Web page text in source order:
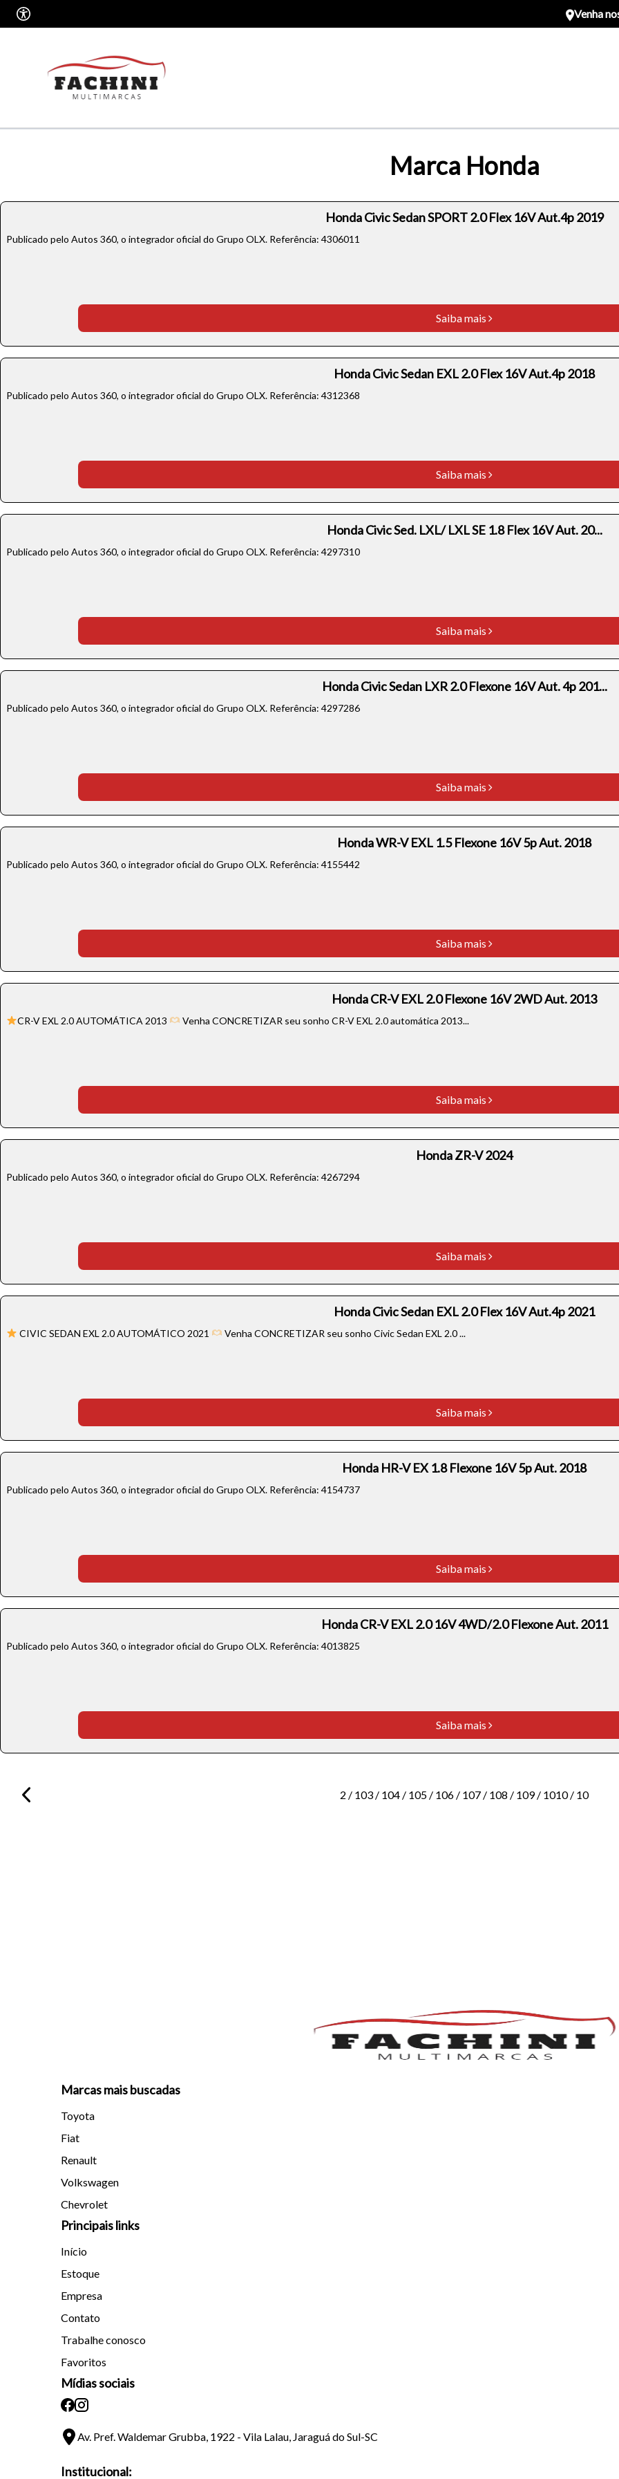
Para aumentar ou diminuir a fonte em nosso site, utilize os atalhos Ctrl+
Venha
Marca Honda
Honda Civic Sedan SPORT 2.0 Flex 16V Aut.4p 2019
Publicado pelo Autos 360, o integrador oficial do Grupo OLX. Referência: 4306011
Saiba mais
Honda Civic Sedan EXL 2.0 Flex 16V Aut.4p 2018
Publicado pelo Autos 360, o integrador oficial do Grupo OLX. Referência: 4312368
Saiba mais
Honda Civic Sed. LXL/ LXL SE 1.8 Flex 16V Aut. 20...
Publicado pelo Autos 360, o integrador oficial do Grupo OLX. Referência: 4297310
Saiba mais
Honda Civic Sedan LXR 2.0 Flexone 16V Aut. 4p 201...
Publicado pelo Autos 360, o integrador oficial do Grupo OLX. Referência: 4297286
Saiba mais
Honda WR-V EXL 1.5 Flexone 16V 5p Aut. 2018
Publicado pelo Autos 360, o integrador oficial do Grupo OLX. Referência: 4155442
Saiba mais
Honda CR-V EXL 2.0 Flexone 16V 2WD Aut. 2013
CR-V EXL 2.0 AUTOMÁTICA 2013 Venha CONCRETIZAR seu sonho CR-V EXL 2.0 automática 2013...
Saiba mais
Honda ZR-V 2024
Publicado pelo Autos 360, o integrador oficial do Grupo OLX. Referência: 4267294
Saiba mais
Honda Civic Sedan EXL 2.0 Flex 16V Aut.4p 2021
CIVIC SEDAN EXL 2.0 AUTOMÁTICO 2021 Venha CONCRETIZAR seu sonho Civic Sedan EXL 2.0 ...
Saiba mais
Honda HR-V EX 1.8 Flexone 16V 5p Aut. 2018
Publicado pelo Autos 360, o integrador oficial do Grupo OLX. Referência: 4154737
Saiba mais
Honda CR-V EXL 2.0 16V 4WD/2.0 Flexone Aut. 2011
Publicado pelo Autos 360, o integrador oficial do Grupo OLX. Referência: 4013825
Saiba mais
2 / 103 / 104 / 105 / 106 / 107 / 108 / 109 / 1010 / 10
Marcas mais buscadas
Toyota
Fiat
Renault
Volkswagen
Chevrolet
Principais links
Início
Estoque
Empresa
Contato
Trabalhe conosco
Favoritos
Mídias sociais
Av. Pref. Waldemar Grubba, 1922 - Vila Lalau, Jaraguá do Sul-SC
Institucional: